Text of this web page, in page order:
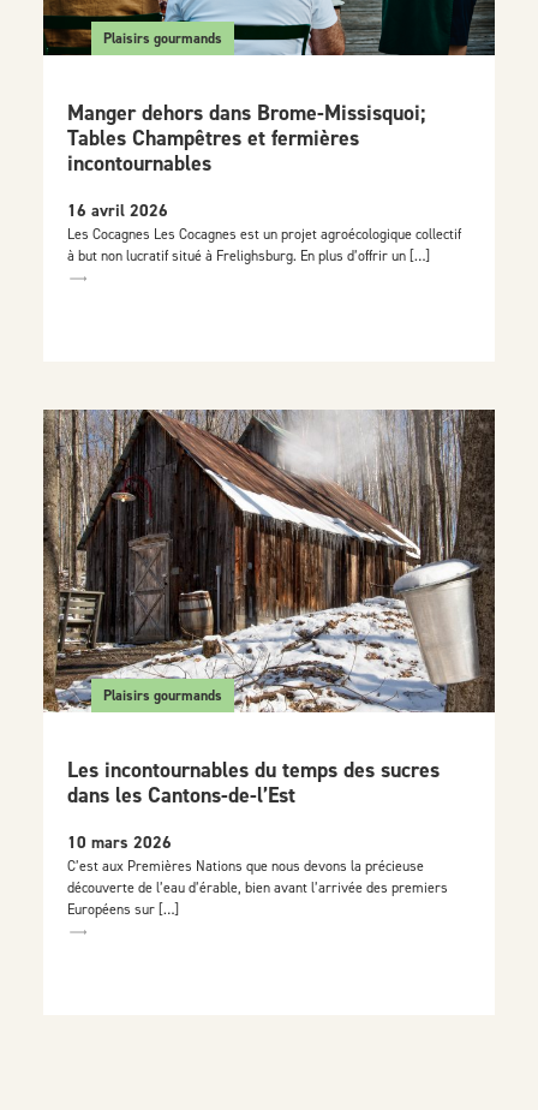
Plaisirs gourmands
Manger dehors dans Brome-Missisquoi;
Tables Champêtres et fermières
incontournables
16 avril 2026
Les Cocagnes Les Cocagnes est un projet agroécologique collectif
à but non lucratif situé à Frelighsburg. En plus d’offrir un […]
Plaisirs gourmands
Les incontournables du temps des sucres
dans les Cantons-de-l’Est
10 mars 2026
C’est aux Premières Nations que nous devons la précieuse
découverte de l’eau d’érable, bien avant l’arrivée des premiers
Européens sur […]